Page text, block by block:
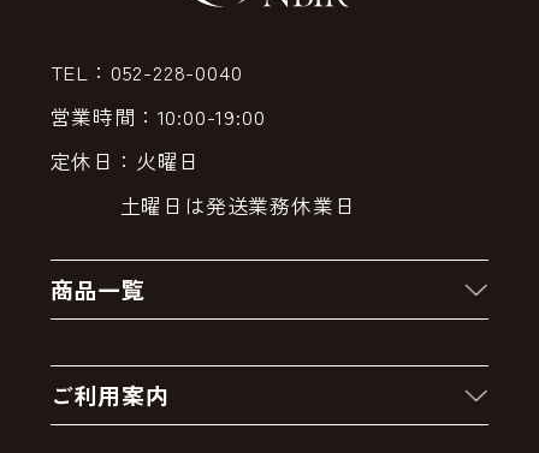
TEL：052-228-0040
営業時間：10:00-19:00
定休日：火曜日
土曜日は発送業務休業日
商品一覧
クーポン
ご利用案内